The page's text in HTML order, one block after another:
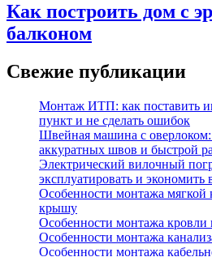
Как построить дом с
балконом
Свежие публикации
Монтаж ИТП: как поставить
пункт и не сделать ошибок
Швейная машина с
аккуратных швов и быстрой
Электрический вилочный
эксплуатировать и экономить
Особенности монтажа
крышу
Особенности монтажа кровли
Особенности монтажа
Особенности монтажа